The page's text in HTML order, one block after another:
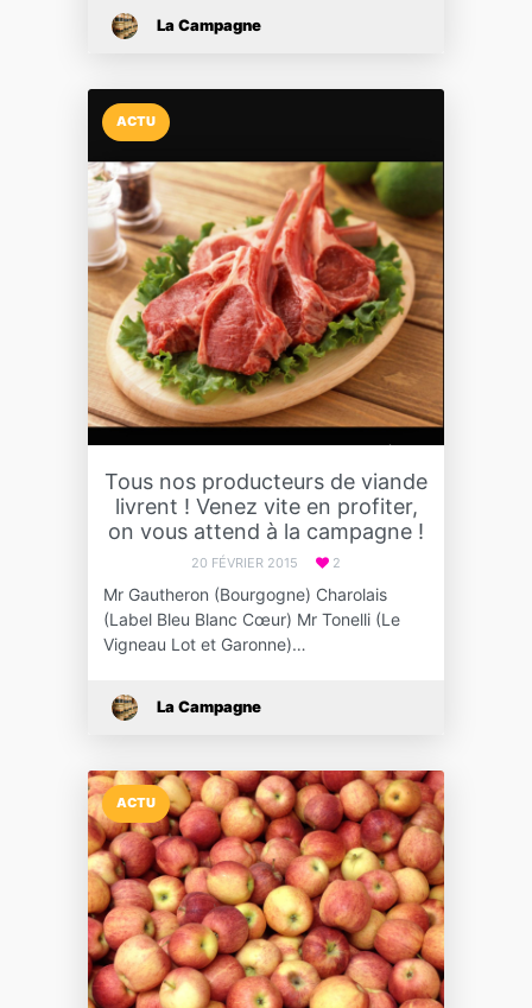
La Campagne
ACTU
Tous nos producteurs de viande
livrent ! Venez vite en profiter,
on vous attend à la campagne !
20 FÉVRIER 2015 2
Mr Gautheron (Bourgogne) Charolais
(Label Bleu Blanc Cœur) Mr Tonelli (Le
Vigneau Lot et Garonne)…
La Campagne
ACTU